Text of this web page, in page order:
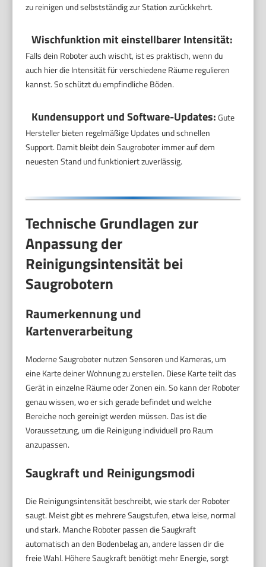
zu reinigen und selbstständig zur Station zurückkehrt.
Wischfunktion mit einstellbarer Intensität:
Falls dein Roboter auch wischt, ist es praktisch, wenn du
auch hier die Intensität für verschiedene Räume regulieren
kannst. So schützt du empfindliche Böden.
Kundensupport und Software-Updates:Gute
Hersteller bieten regelmäßige Updates und schnellen
Support. Damit bleibt dein Saugroboter immer auf dem
neuesten Stand und funktioniert zuverlässig.
Technische Grundlagen zur
Anpassung der
Reinigungsintensität bei
Saugrobotern
Raumerkennung und
Kartenverarbeitung
Moderne Saugroboter nutzen Sensoren und Kameras, um
eine Karte deiner Wohnung zu erstellen. Diese Karte teilt das
Gerät in einzelne Räume oder Zonen ein. So kann der Roboter
genau wissen, wo er sich gerade befindet und welche
Bereiche noch gereinigt werden müssen. Das ist die
Voraussetzung, um die Reinigung individuell pro Raum
anzupassen.
Saugkraft und Reinigungsmodi
Die Reinigungsintensität beschreibt, wie stark der Roboter
saugt. Meist gibt es mehrere Saugstufen, etwa leise, normal
und stark. Manche Roboter passen die Saugkraft
automatisch an den Bodenbelag an, andere lassen dir die
freie Wahl. Höhere Saugkraft benötigt mehr Energie, sorgt